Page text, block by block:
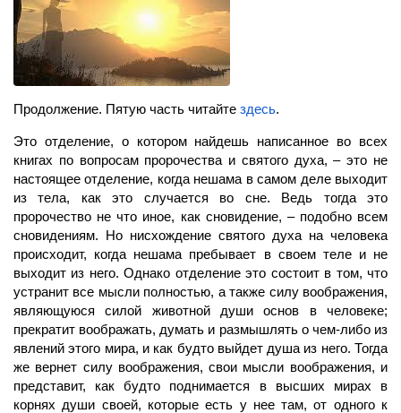
Продолжение. Пятую часть читайте здесь.
Это отделение, о котором найдешь написанное во всех
книгах по вопросам пророчества и святого духа, – это не
настоящее отделение, когда нешама в самом деле выходит
из тела, как это случается во сне. Ведь тогда это
пророчество не что иное, как сновидение, – подобно всем
сновидениям. Но нисхождение святого духа на человека
происходит, когда нешама пребывает в своем теле и не
выходит из него. Однако отделение это состоит в том, что
устранит все мысли полностью, а также силу воображения,
являющуюся силой животной души основ в человеке;
прекратит воображать, думать и размышлять о чем-либо из
явлений этого мира, и как будто выйдет душа из него. Тогда
же вернет силу воображения, свои мысли воображения, и
представит, как будто поднимается в высших мирах в
корнях души своей, которые есть у нее там, от одного к